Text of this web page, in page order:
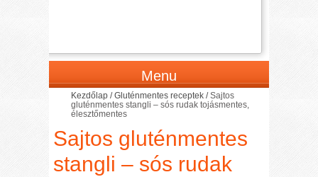
Menu
Kezdőlap /Gluténmentes receptek /Sajtos
gluténmentes stangli – sós rudak tojásmentes,
élesztőmentes
Sajtos gluténmentes
stangli – sós rudak